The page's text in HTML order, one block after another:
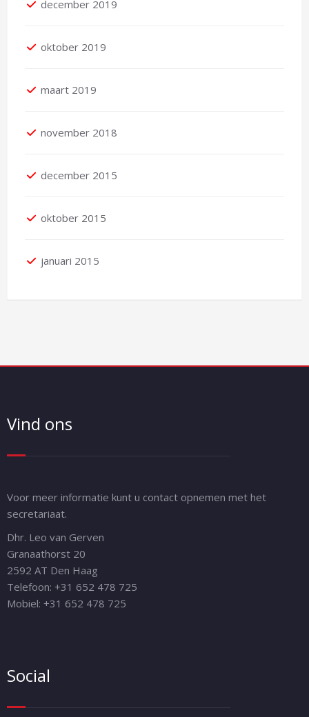
december 2019
oktober 2019
maart 2019
november 2018
december 2015
oktober 2015
januari 2015
Vind ons
Voor meer informatie kunt u contact opnemen met het
secretariaat.
Dhr. Leo van Gerven
Granaathorst 20
2592 AT Den Haag
Telefoon: +31 652 478 725
Mobiel: +31 652 478 725
Social